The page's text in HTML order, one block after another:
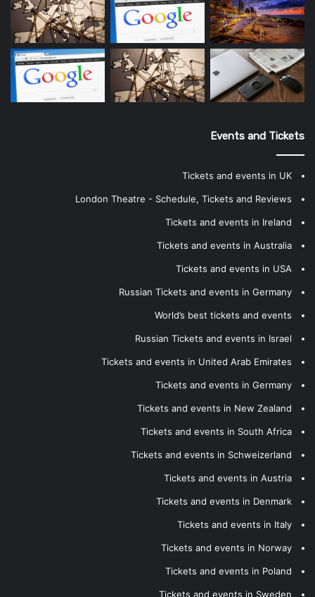
Events and Tickets
Tickets and events in UK
London Theatre - Schedule, Tickets and Reviews
Tickets and events in Ireland
Tickets and events in Australia
Tickets and events in USA
Russian Tickets and events in Germany
World’s best tickets and events
Russian Tickets and events in Israel
Tickets and events in United Arab Emirates
Tickets and events in Germany
Tickets and events in New Zealand
Tickets and events in South Africa
Tickets and events in Schweizerland
Tickets and events in Austria
Tickets and events in Denmark
Tickets and events in Italy
Tickets and events in Norway
Tickets and events in Poland
Tickets and events in Sweden